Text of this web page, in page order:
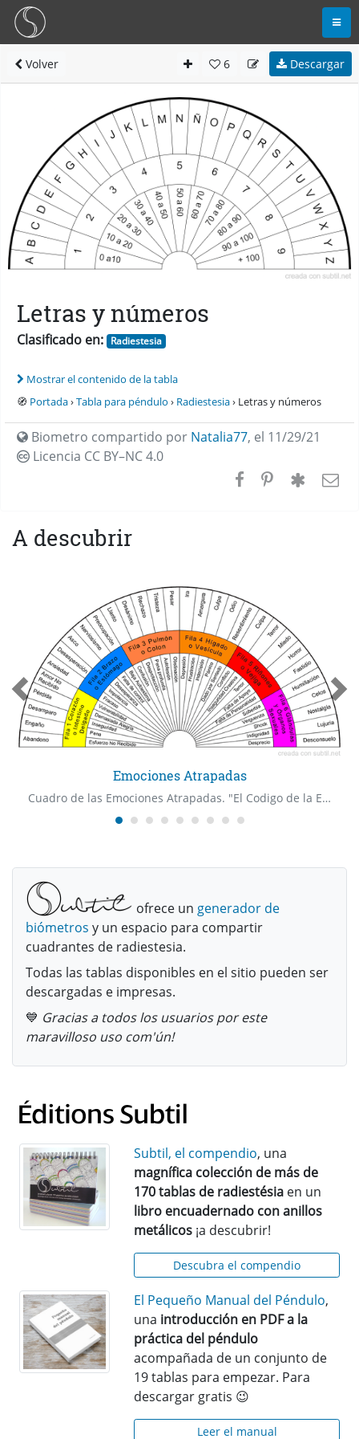
Volver 6 Descargar
Letras y números
Clasificado en: Radiestesia
Mostrar el contenido de la tabla
🧭 Portada›Tabla para péndulo › Radiestesia› Letras y números
Biometro compartido por Natalia77, el 11/29/21
Licencia CC BY–NC 4.0
A descubrir
Emociones Atrapadas
Cuadro de las Emociones Atrapadas. "El Codigo de la Emocion" Dr Bradley Nelson
ofrece un generador de
biómetros y un espacio para compartir
cuadrantes de radiestesia.
Todas las tablas disponibles en el sitio pueden ser
descargadas e impresas.
💙 Gracias a todos los usuarios por este
maravilloso uso com'ún!
Subtil, el compendio, una
magnífica colección de más de
170 tablas de radiestésia en un
libro encuadernado con anillos
metálicos ¡a descubrir!
Descubra el compendio
El Pequeño Manual del Péndulo,
una introducción en PDF a la
práctica del péndulo
acompañada de un conjunto de
19 tablas para empezar. Para
descargar gratis 😉
Leer el manual